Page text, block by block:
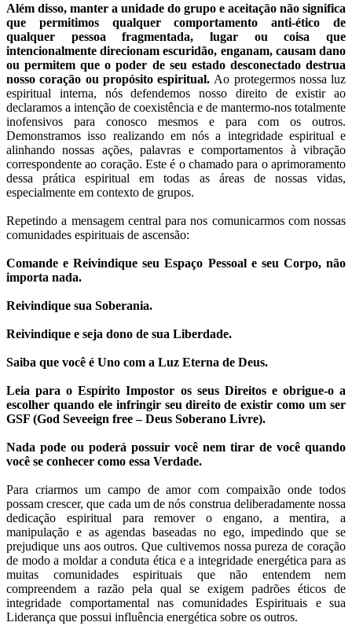
Além disso, manter a unidade do grupo e aceitação não significa
que permitimos qualquer comportamento anti-ético de
qualquer pessoa fragmentada, lugar ou coisa que
intencionalmente direcionam escuridão, enganam, causam dano
ou permitem que o poder de seu estado desconectado destrua
nosso coração ou propósito espiritual. Ao protegermos nossa luz
espiritual interna, nós defendemos nosso direito de existir ao
declaramos a intenção de coexistência e de mantermo-nos totalmente
inofensivos para conosco mesmos e para com os outros.
Demonstramos isso realizando em nós a integridade espiritual e
alinhando nossas ações, palavras e comportamentos à vibração
correspondente ao coração. Este é o chamado para o aprimoramento
dessa prática espiritual em todas as áreas de nossas vidas,
especialmente em contexto de grupos.
Repetindo a mensagem central para nos comunicarmos com nossas
comunidades espirituais de ascensão:
Comande e Reivindique seu Espaço Pessoal e seu Corpo, não
importa nada.
Reivindique sua Soberania.
Reivindique e seja dono de sua Liberdade.
Saiba que você é Uno com a Luz Eterna de Deus.
Leia para o Espírito Impostor os seus Direitos e obrigue-o a
escolher quando ele infringir seu direito de existir como um ser
GSF (God Seveeign free – Deus Soberano Livre).
Nada pode ou poderá possuir você nem tirar de você quando
você se conhecer como essa Verdade.
Para criarmos um campo de amor com compaixão onde todos
possam crescer, que cada um de nós construa deliberadamente nossa
dedicação espiritual para remover o engano, a mentira, a
manipulação e as agendas baseadas no ego, impedindo que se
prejudique uns aos outros. Que cultivemos nossa pureza de coração
de modo a moldar a conduta ética e a integridade energética para as
muitas comunidades espirituais que não entendem nem
compreendem a razão pela qual se exigem padrões éticos de
integridade comportamental nas comunidades Espirituais e sua
Liderança que possui influência energética sobre os outros.